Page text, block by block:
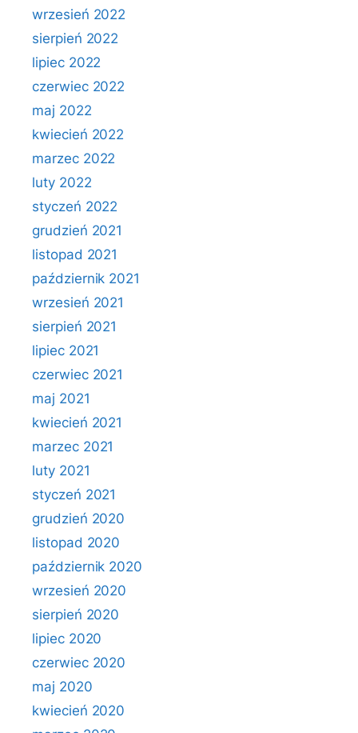
wrzesień 2022
sierpień 2022
lipiec 2022
czerwiec 2022
maj 2022
kwiecień 2022
marzec 2022
luty 2022
styczeń 2022
grudzień 2021
listopad 2021
październik 2021
wrzesień 2021
sierpień 2021
lipiec 2021
czerwiec 2021
maj 2021
kwiecień 2021
marzec 2021
luty 2021
styczeń 2021
grudzień 2020
listopad 2020
październik 2020
wrzesień 2020
sierpień 2020
lipiec 2020
czerwiec 2020
maj 2020
kwiecień 2020